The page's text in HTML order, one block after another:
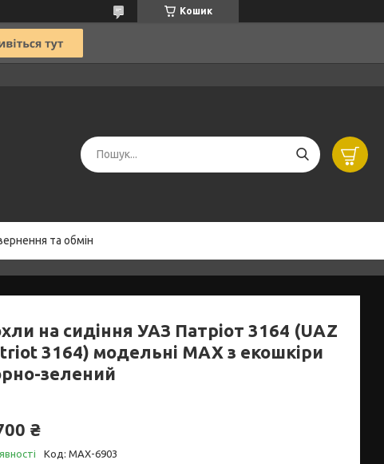
Кошик
та обмін
на сидіння УАЗ Патріот 3164 (UAZ
3164) модельні MAX з екошкіри
зелений
₴
Код: MAX-6903